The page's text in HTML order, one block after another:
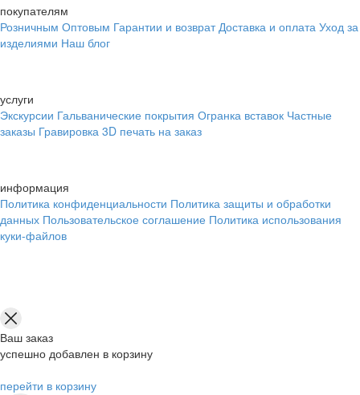
покупателям
Розничным Оптовым Гарантии и возврат Доставка и оплата Уход за
изделиями Наш блог
услуги
Экскурсии Гальванические покрытия Огранка вставок Частные
заказы Гравировка 3D печать на заказ
информация
Политика конфиденциальности Политика защиты и обработки
данных Пользовательское соглашение Политика использования
куки-файлов
Ваш заказ
успешно добавлен в корзину
перейти в корзину